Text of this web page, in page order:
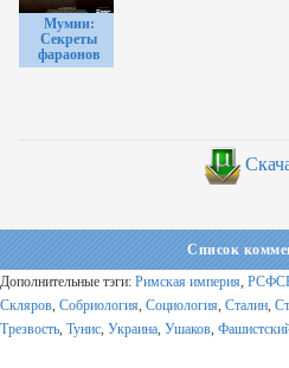
Мумии:
Секреты
фараонов
Список
Дополнительные тэги: Римская империя
Скляров Собриология Социология Сталин
Трезвость Тунис Украина Ушаков